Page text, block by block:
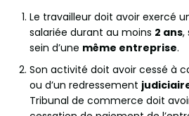
Le travailleur doit avoir exercé
salariée durant au moins 2 ans,
sein d’une même entreprise.
Son activité doit avoir cessé à
ou d’un redressement
Tribunal de commerce doit